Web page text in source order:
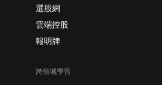
選股網
雲端控股
報明牌
跨領域學習